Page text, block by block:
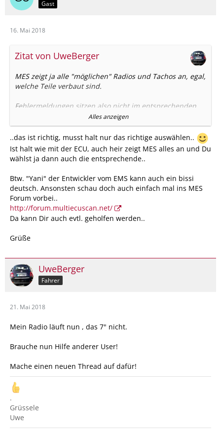
Gast
16. Mai 2018
Zitat von UweBerger
MES zeigt ja alle "möglichen" Radios und Tachos an, egal,
welche Teile verbaut sind.
Fehlermeldungen sitzen also nicht im entsprechenden
Radio, sondern irgendwo in einem (Body-)Modul im Auto.
Hm, weiss gar nicht, ob Samstag meine Werkstatt auf hat.
Auf alle Fälle fahre ich dort vorbei, da Carglass in der
Nähe ist.
Auf so eine Art "Werkseinstellung" mit der Software der
Werkstatt hoffe ich nun auch erstmal.
Kollege mut seinem 7"er ist bei Fiat direkt dran.
Alles anzeigen
..das ist richtig, musst halt nur das richtige auswählen..
Ist halt wie mit der ECU, auch heir zeigt MES alles an und Du
wählst ja dann auch die entsprechende..
Btw. "Yani" der Entwickler vom EMS kann auch ein bissi
deutsch. Ansonsten schau doch auch einfach mal ins MES
Forum vorbei..
http://forum.multiecuscan.net/
Da kann Dir auch evtl. geholfen werden..
Grüße
UweBerger
Fahrer
21. Mai 2018
Mein Radio läuft nun , das 7" nicht.
Brauche nun Hilfe anderer User!
Mache einen neuen Thread auf dafür!
.
Grüssele
Uwe